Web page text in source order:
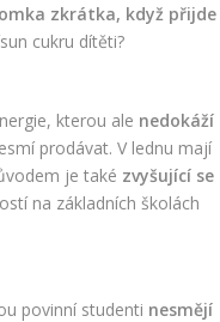
zkrátka, když přijde
cukru dítěti?
kterou ale nedokáží
prodávat. V lednu mají
je také zvyšující se
na základních školách
povinní studenti nesmějí